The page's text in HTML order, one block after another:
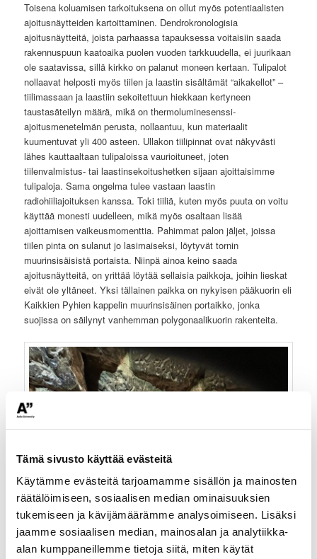
Tämä sivusto käyttää evästeitä
Käytämme evästeitä tarjoamamme sisällön ja mainosten
räätälöimiseen, sosiaalisen median ominaisuuksien
tukemiseen ja kävijämäärämme analysoimiseen. Lisäksi
jaamme sosiaalisen median, mainosalan ja analytiikka-
alan kumppaneillemme tietoja siitä, miten käytät
Toisena koluamisen tarkoituksena on ollut myös potentiaalisten
ajoitusnäytteiden kartoittaminen. Dendrokronologisia
ajoitusnäytteitä, joista parhaassa tapauksessa voitaisiin saada
rakennuspuun kaatoaika puolen vuoden tarkkuudella, ei juurikaan
ole saatavissa, sillä kirkko on palanut moneen kertaan. Tulipalot
nollaavat helposti myös tiilen ja laastin sisältämät “aikakellot” –
tiilimassaan ja laastiin sekoitettuun hiekkaan kertyneen
taustasäteilyn määrä, mikä on thermoluminesenssi-
ajoitusmenetelmän perusta, nollaantuu, kun materiaalit
kuumentuvat yli 400 asteen. Ullakon tiilipinnat ovat näkyvästi
lähes kauttaaltaan tulipaloissa vaurioituneet, joten
tiilenvalmistus- tai laastinsekoitushetken sijaan ajoittaisimme
tulipaloja. Sama ongelma tulee vastaan laastin
radiohiiliajoituksen kanssa. Toki tiiliä, kuten myös puuta on voitu
käyttää monesti uudelleen, mikä myös osaltaan lisää
ajoittamisen vaikeusmomenttia. Pahimmat palon jäljet, joissa
tiilen pinta on sulanut jo lasimaiseksi, löytyvät tornin
muurinsisäisistä portaista. Niinpä ainoa keino saada
ajoitusnäytteitä, on yrittää löytää sellaisia paikkoja, joihin lieskat
eivät ole yltäneet. Yksi tällainen paikka on nykyisen pääkuorin eli
Kaikkien Pyhien kappelin muurinsisäinen portaikko, jonka
suojissa on säilynyt vanhemman polygonaalikuorin rakenteita.